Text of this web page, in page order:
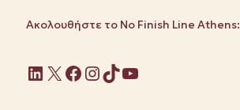
Ακολουθήστε το No Finish Line Athens:
Linkedin
X Facebook
Instagram
TikTok
YouTube